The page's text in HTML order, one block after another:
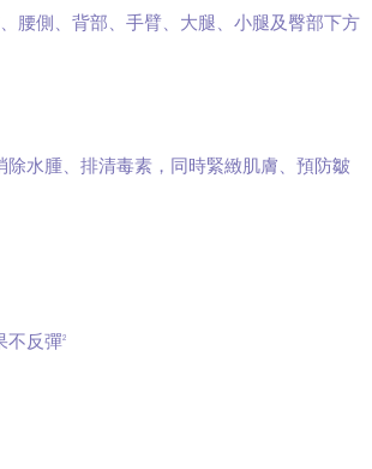
腰側、背部、手臂、大腿、小腿及臀部下方
除水腫、排清毒素，同時緊緻肌膚、預防皺
不反彈2